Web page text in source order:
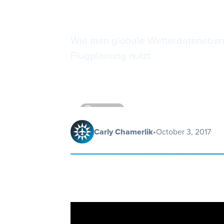
4minutes
Carly Chamerlik•October 3, 2017